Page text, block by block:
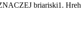
briariski1.